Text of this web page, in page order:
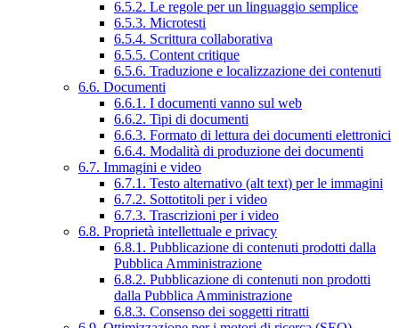
6.5.2. Le regole per un linguaggio semplice
6.5.3. Microtesti
6.5.4. Scrittura collaborativa
6.5.5. Content critique
6.5.6. Traduzione e localizzazione dei contenuti
6.6. Documenti
6.6.1. I documenti vanno sul web
6.6.2. Tipi di documenti
6.6.3. Formato di lettura dei documenti elettronici
6.6.4. Modalità di produzione dei documenti
6.7. Immagini e video
6.7.1. Testo alternativo (alt text) per le immagini
6.7.2. Sottotitoli per i video
6.7.3. Trascrizioni per i video
6.8. Proprietà intellettuale e privacy
6.8.1. Pubblicazione di contenuti prodotti dalla
Pubblica Amministrazione
6.8.2. Pubblicazione di contenuti non prodotti
dalla Pubblica Amministrazione
6.8.3. Consenso dei soggetti ritratti